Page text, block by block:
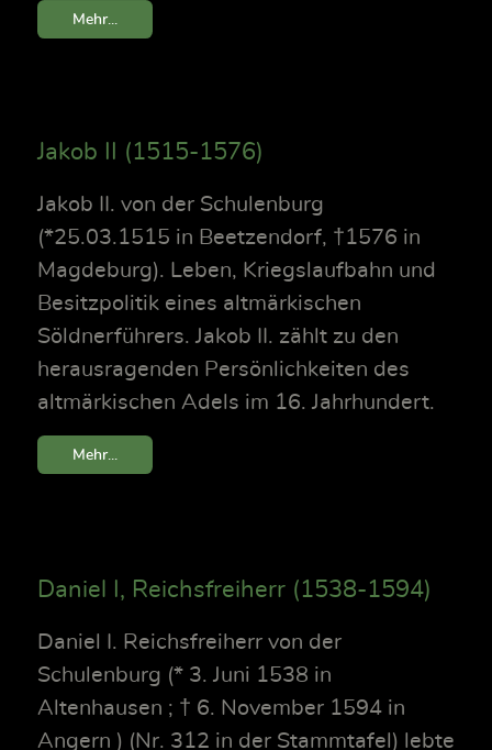
Mehr...
Jakob II (1515-1576)
Jakob II. von der Schulenburg
(*25.03.1515 in Beetzendorf, †1576 in
Magdeburg). Leben, Kriegslaufbahn und
Besitzpolitik eines altmärkischen
Söldnerführers. Jakob II. zählt zu den
herausragenden Persönlichkeiten des
altmärkischen Adels im 16. Jahrhundert.
Mehr...
Daniel I, Reichsfreiherr (1538-1594)
Daniel I. Reichsfreiherr von der
Schulenburg (* 3. Juni 1538 in
Altenhausen ; † 6. November 1594 in
Angern ) (Nr. 312 in der Stammtafel) lebte